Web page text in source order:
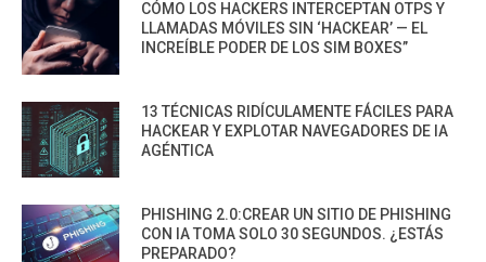
CÓMO LOS HACKERS INTERCEPTAN OTPS Y
LLAMADAS MÓVILES SIN ‘HACKEAR’ — EL
INCREÍBLE PODER DE LOS SIM BOXES”
13 TÉCNICAS RIDÍCULAMENTE FÁCILES PARA
HACKEAR Y EXPLOTAR NAVEGADORES DE IA
AGÉNTICA
PHISHING 2.0:CREAR UN SITIO DE PHISHING
CON IA TOMA SOLO 30 SEGUNDOS. ¿ESTÁS
PREPARADO?